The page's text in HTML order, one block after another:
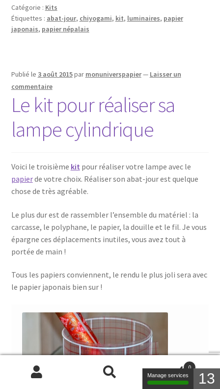
Catégorie : Kits
Étiquettes : abat-jour, chiyogami, kit, luminaires, papier
japonais, papier népalais
Publié le 3 août 2015par monuniverspapier— Laisser un
commentaire
Le kit pour réaliser sa
lampe cylindrique
Voici le troisième kit pour réaliser votre lampe avec le
papierde votre choix. Réaliser son abat-jour est quelque
chose de très agréable.
Le plus dur est de rassembler l’ensemble du matériel : la
carcasse, le polyphane, le papier, la douille et le fil. Je vous
épargne ces déplacements inutiles, vous avez tout à
portée de main !
Tous les papiers conviennent, le rendu le plus joli sera avec
le papier japonais bien sur !
Recherche
Recherche
0
Manage services 13